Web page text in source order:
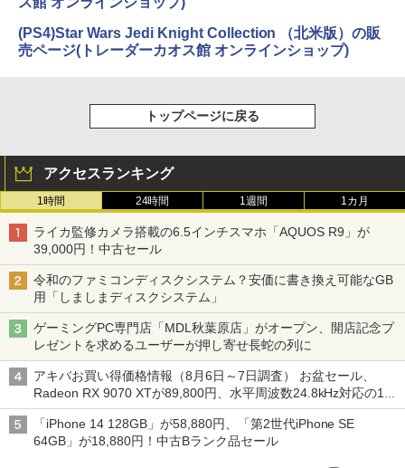
(PS4)Star Wars Jedi Knight Collection （北米版）の販
売ページ(トレーダーカオス館 オンラインショップ)
トップページに戻る
アクセスランキング
1時間 24時間 1週間 1カ月
ライカ監修カメラ搭載の6.5インチスマホ「AQUOS R9」が
39,000円！中古セール
令和のファミコンディスクシステム？安価に書き換え可能なGB
用「しましまディスクシステム」
ゲーミングPC専門店「MDL秋葉原店」がオープン、開店記念プ
レゼントを求めるユーザーが押し寄せ長蛇の列に
アキバお買い得価格情報（8月6日～7日調査） お盆セール、
Radeon RX 9070 XTが89,800円、水平周波数24.8kHz対応の17
型モニターが9,801円、暑さ指数連動セール ほか
「iPhone 14 128GB」が58,880円、「第2世代iPhone SE
64GB」が18,880円！中古Bランク品セール